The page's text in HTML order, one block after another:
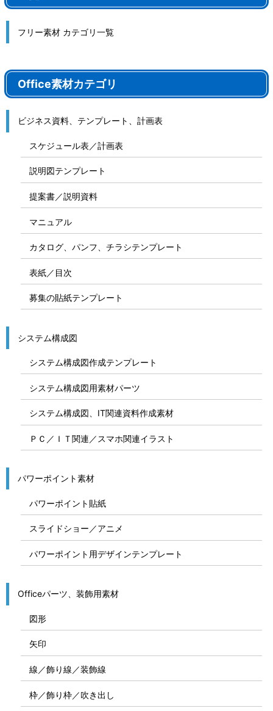
フリー素材 カテゴリ一覧
Office素材カテゴリ
ビジネス資料、テンプレート、計画表
スケジュール表／計画表
説明図テンプレート
提案書／説明資料
マニュアル
カタログ、パンフ、チラシテンプレート
表紙／目次
募集の貼紙テンプレート
システム構成図
システム構成図作成テンプレート
システム構成図用素材パーツ
システム構成図、IT関連資料作成素材
ＰＣ／ＩＴ関連／スマホ関連イラスト
パワーポイント素材
パワーポイント貼紙
スライドショー／アニメ
パワーポイント用デザインテンプレート
Officeパーツ、装飾用素材
図形
矢印
線／飾り線／装飾線
枠／飾り枠／吹き出し